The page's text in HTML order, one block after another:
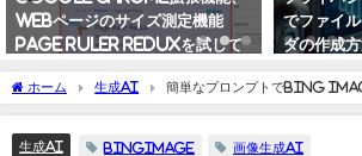
Webページのサイズ測定機能
Page Ruler Reduxを試して
みよう
でファイ
ダの作成
ホーム 生成AI
簡単なプロンプトでBing
ろう！
生成AI BingImage 画像生成AI